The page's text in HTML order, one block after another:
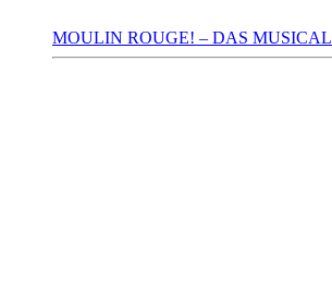
MOULIN ROUGE! – DAS MUSICAL